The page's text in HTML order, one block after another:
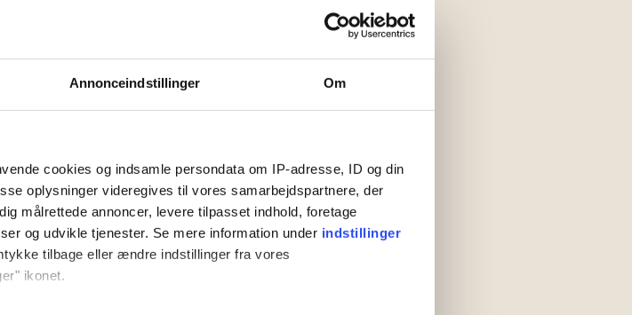
Annonceindstillinger Om
cookies og indsamle persondata om IP-adresse, ID og din
oplysninger videregives til vores samarbejdspartnere, der
målrettede annoncer, levere tilpasset indhold, foretage
og udvikle tjenester. Se mere information under indstillinger
tilbage eller ændre indstillinger fra vores
ikonet.
Gudhjem Feriepark
og nyde dansk idyl.